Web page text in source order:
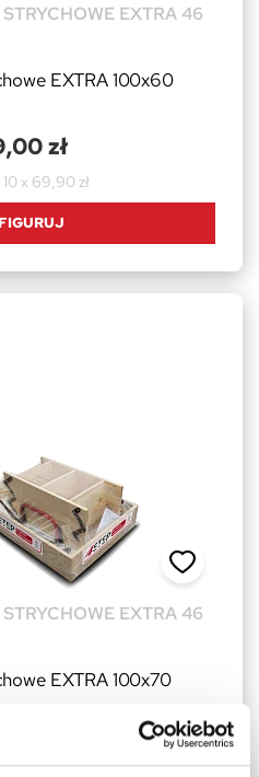
EXTRA 46
EXTRA 100x60
zł
x 69,90 zł
EXTRA 46
EXTRA 100x70